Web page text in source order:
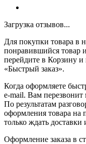
Загрузка отзывов...
Для покупки товара в
понравившийся товар
перейдите в Корзину
«Быстрый заказ».
Когда оформляете
e-mail. Вам перезвонит
По результатам
оформления товара на
только ждать доставки
Оформление заказа в